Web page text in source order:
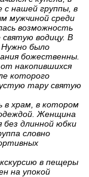
с нашей группы, в
мужчиной среди
возможность
водицу. В
Нужно было
божественны.
накопившихся
которого
тару святую
в храм, в котором
Женщина
длинной юбки
словно
в пещеры
на упокой